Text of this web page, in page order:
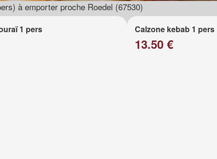
à emporter proche Roedel (67530)
1 pers Calzone kebab 1 pers
13.50 €